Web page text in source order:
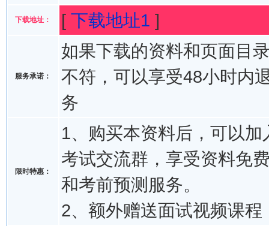
下载地址： [ 下载地址1 ]
服务承诺：
如果下载的资料和页面目
不符，可以享受48小时内
务
限时特惠：
1、购买本资料后，可以加
考试交流群，享受资料免
和考前预测服务。
2、额外赠送面试视频课程